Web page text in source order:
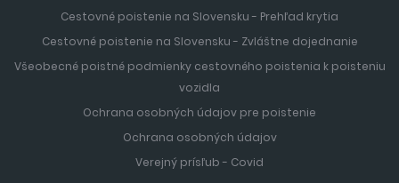
Cestovné poistenie na Slovensku - Prehľad krytia
Cestovné poistenie na Slovensku - Zvláštne dojednanie
Všeobecné poistné podmienky cestovného poistenia k poisteniu
vozidla
Ochrana osobných údajov pre poistenie
Ochrana osobných údajov
Verejný prísľub - Covid